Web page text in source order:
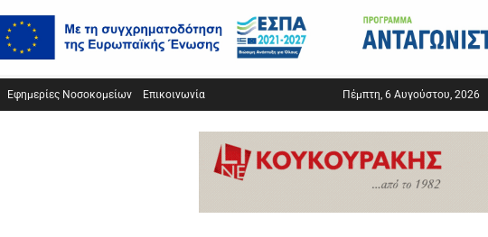
Εφημερίες Νοσοκομείων Επικοινωνία Πέμπτη, 6 Αυγούστου, 2026